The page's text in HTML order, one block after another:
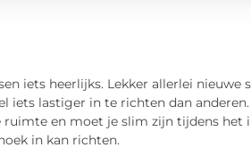
iets heerlijks. Lekker allerlei nieuwe
lastiger in te richten dan
en moet je slim zijn tijdens het
in kan richten.